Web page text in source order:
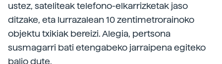
ustez, sateliteak telefono-elkarrizketak jaso
ditzake, eta lurrazalean 10 zentimetrorainoko
objektu txikiak bereizi. Alegia, pertsona
susmagarri bati etengabeko jarraipena egiteko
balio dute.